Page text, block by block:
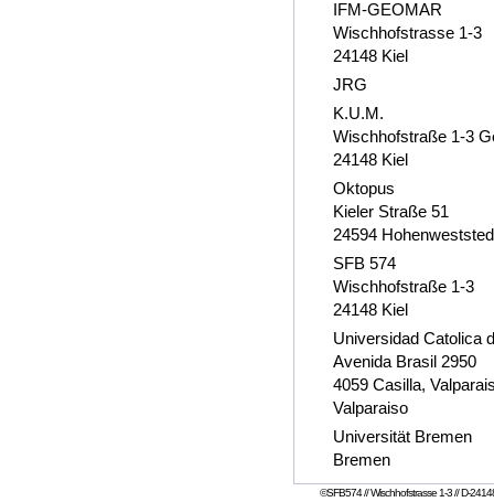
IFM-GEOMAR
Wischhofstrasse 1-3
24148 Kiel
JRG
K.U.M.
Wischhofstraße 1-3
24148 Kiel
Oktopus
Kieler Straße 51
24594
SFB 574
Wischhofstraße 1-3
24148 Kiel
Universidad Catolica
Avenida Brasil 2950
4059 Casilla,
Valparaiso
Universität Bremen
Bremen
©SFB574 // Wischhofstrasse 1-3 // D-